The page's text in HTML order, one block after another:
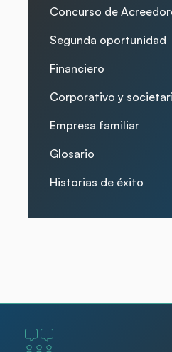
Concurso de
Segunda oportunidad
Financiero
Corporativo y
Empresa familiar
Glosario
Historias de éxito